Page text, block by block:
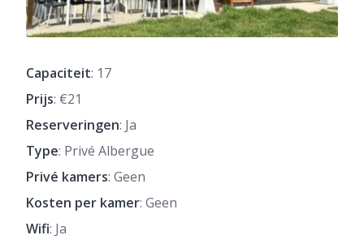
Capaciteit: 17
Prijs: €21
Reserveringen: Ja
Type: Privé Albergue
Privé kamers: Geen
Kosten per kamer: Geen
Wifi: Ja